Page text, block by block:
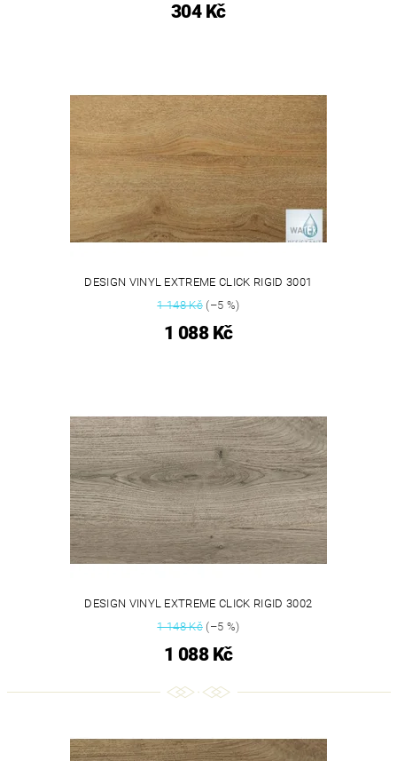
304 Kč
DESIGN VINYL EXTREME CLICK RIGID 3001
1 148 Kč(–5 %)
1 088 Kč
DESIGN VINYL EXTREME CLICK RIGID 3002
1 148 Kč(–5 %)
1 088 Kč